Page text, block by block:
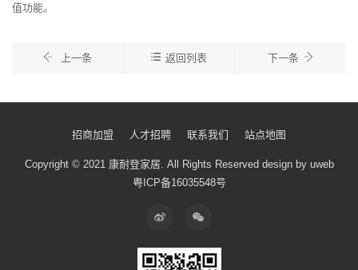
值功能。
上一条 返回列表 下一条
招商加盟 人才招聘 联系我们 站点地图
Copyright © 2021 康耐登家居. All Rights Reserved design by uweb
粤ICP备16035548号